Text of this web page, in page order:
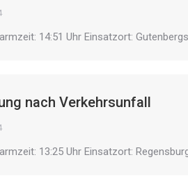
14:51 Uhr Einsatzort:
nach Verkehrsunfall
13:25 Uhr Einsatzort: